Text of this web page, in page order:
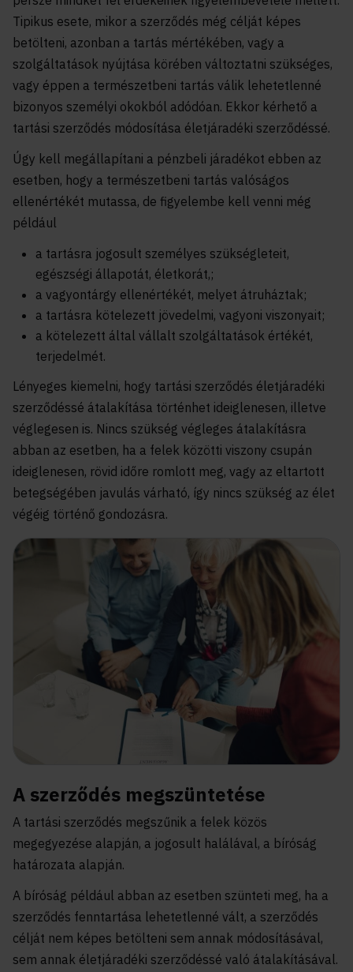
Tipikus esete, mikor a szerződés még célját képes
betölteni, azonban a tartás mértékében, vagy a
szolgáltatások nyújtása körében változtatni szükséges,
vagy éppen a természetbeni tartás válik lehetetlenné
bizonyos személyi okokból adódóan. Ekkor kérhető a
tartási szerződés módosítása életjáradéki szerződéssé.
Úgy kell megállapítani a pénzbeli járadékot ebben az
esetben, hogy a természetbeni tartás valóságos
ellenértékét mutassa, de figyelembe kell venni még
például
a tartásra jogosult személyes szükségleteit,
egészségi állapotát, életkorát,;
a vagyontárgy ellenértékét, melyet átruháztak;
a tartásra kötelezett jövedelmi, vagyoni viszonyait;
a kötelezett által vállalt szolgáltatások értékét,
terjedelmét.
Lényeges kiemelni, hogy tartási szerződés életjáradéki
szerződéssé átalakítása történhet ideiglenesen, illetve
véglegesen is. Nincs szükség végleges átalakításra
abban az esetben, ha a felek közötti viszony csupán
ideiglenesen, rövid időre romlott meg, vagy az eltartott
betegségében javulás várható, így nincs szükség az élet
végéig történő gondozásra.
A szerződés megszüntetése
A tartási szerződés megszűnik a felek közös
megegyezése alapján, a jogosult halálával, a bíróság
határozata alapján.
A bíróság például abban az esetben szünteti meg, ha a
szerződés fenntartása lehetetlenné vált, a szerződés
célját nem képes betölteni sem annak módosításával,
sem annak életjáradéki szerződéssé való átalakításával.